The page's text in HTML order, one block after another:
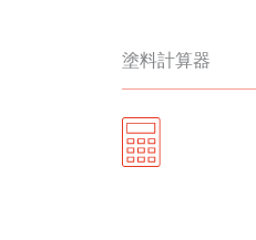
塗料計算器